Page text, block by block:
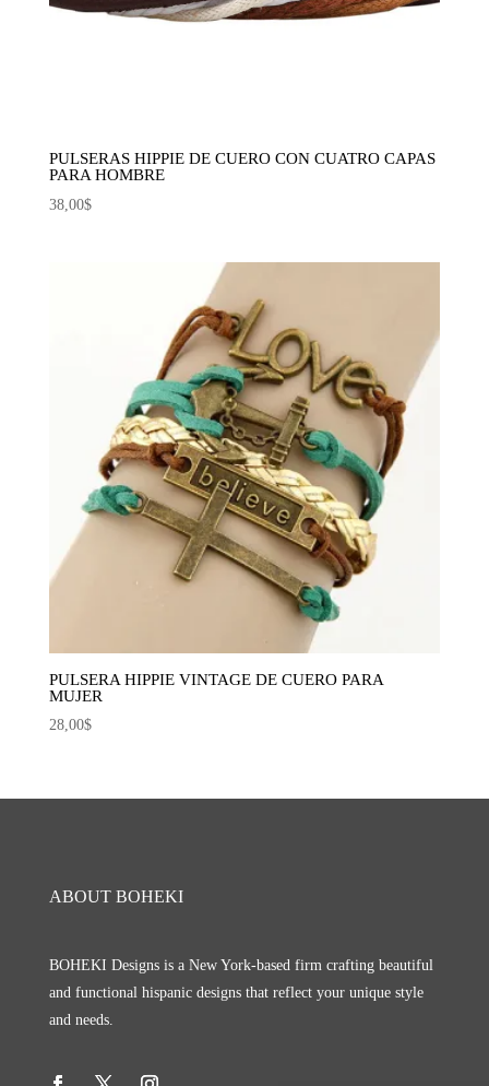
PULSERAS HIPPIE DE CUERO CON CUATRO CAPAS
PARA HOMBRE
38,00$
PULSERA HIPPIE VINTAGE DE CUERO PARA
MUJER
28,00$
ABOUT BOHEKI
BOHEKI Designs is a New York-based firm crafting beautiful
and functional hispanic designs that reflect your unique style
and needs.